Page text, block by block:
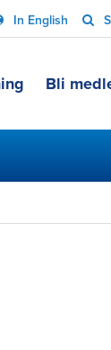
In English
Bli